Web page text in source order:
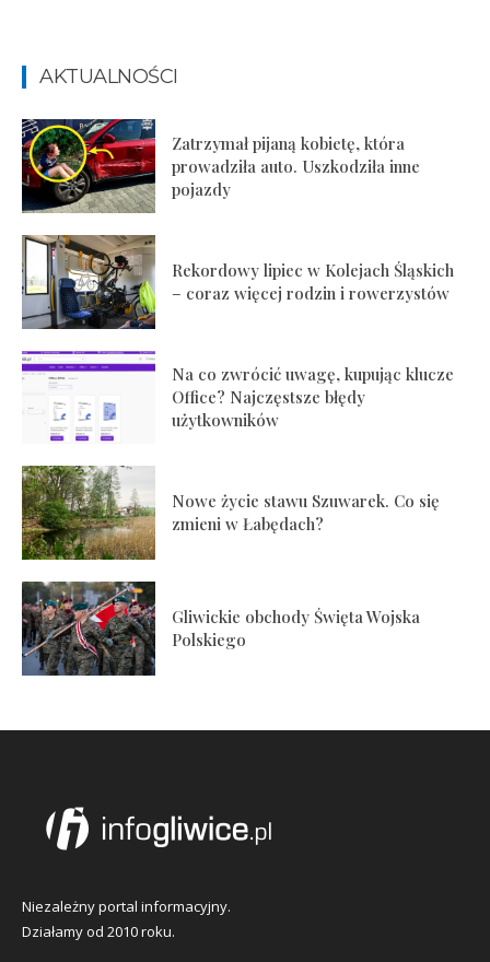
AKTUALNOŚCI
Zatrzymał pijaną kobietę, która
prowadziła auto. Uszkodziła inne
pojazdy
Rekordowy lipiec w Kolejach Śląskich
– coraz więcej rodzin i rowerzystów
Na co zwrócić uwagę, kupując klucze
Office? Najczęstsze błędy
użytkowników
Nowe życie stawu Szuwarek. Co się
zmieni w Łabędach?
Gliwickie obchody Święta Wojska
Polskiego
Niezależny portal informacyjny.
Działamy od 2010 roku.